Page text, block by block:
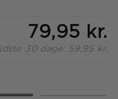
79,95 kr.
30 dage: 59,95 kr.